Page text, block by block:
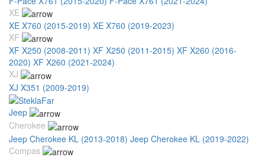
XE
XE X760 (2015-2019) XE X760 (2019-2023)
XF
XF X250 (2008-2011) XF X250 (2011-2015) XF X260 (2016-
2020) XF X260 (2021-2024)
XJ
XJ X351 (2009-2019)
Jeep
Cherokee
Jeep Cherokee KL (2013-2018) Jeep Cherokee KL (2019-2022)
Compas